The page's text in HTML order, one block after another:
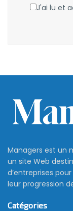
J'ai lu et
Managers est un
un site Web
d’entreprises
leur progression
Catégories